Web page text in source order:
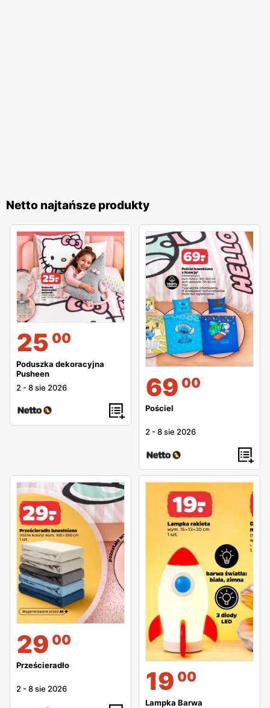
Netto najtańsze produkty
25 00
Poduszka dekoracyjna
Pusheen
2 -8 sie 2026 69 00
Pościel
2 -8 sie 2026
29 00
Prześcieradło
2 -8 sie 2026 19 00
Lampka Barwa